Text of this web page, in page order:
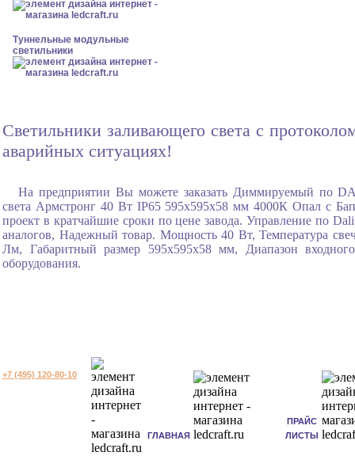
Туннельные модульные
светильники
Светильники заливающего света с
аварийных ситуациях!
На предприятии Вы можете заказать Диммируемый по
света Армстронг 40 Вт IP65 595x595x58 мм 4000К Опал с
проект в кратчайшие сроки по цене завода. Управление по
аналогов, Надежный товар. Мощность 40 Вт, Температура
Лм, Габаритный размер 595x595x58 мм, Диапазон
оборудования.
+7 (495) 120-80-10
ГЛАВНАЯ
ПРАЙС
ЛИСТЫ